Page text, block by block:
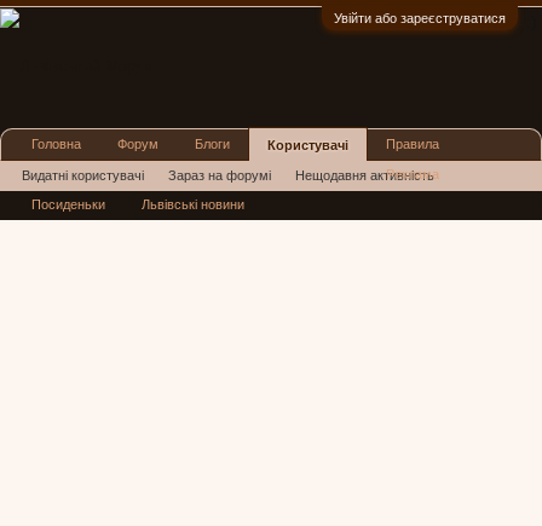
Увійти або зареєструватися
Головна Форум Блоги Користувачі
Видатні користувачі Зараз на форумі Нещодавня активність
Нові повідомлення профілю
Правила
Реклама
Посиденьки Львівські новини